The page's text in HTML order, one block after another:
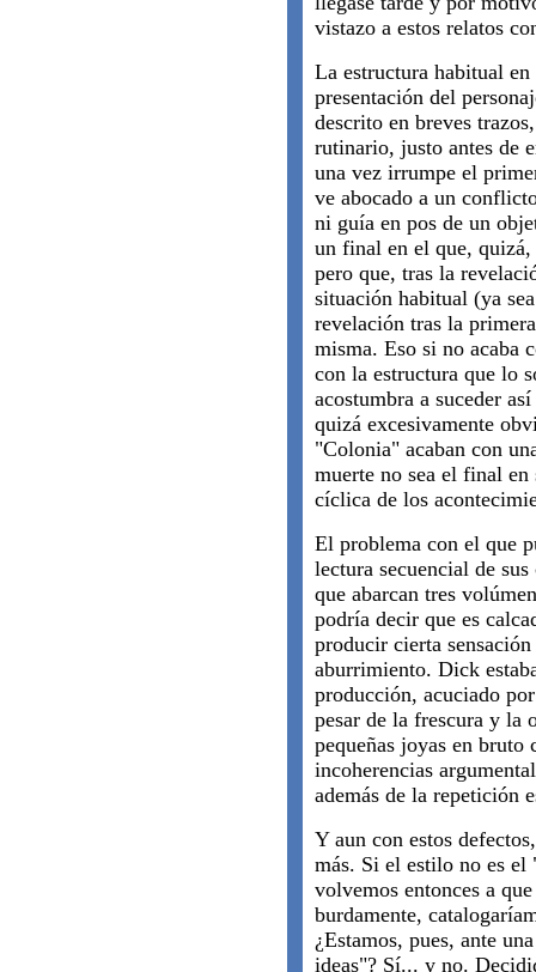
vistazo a estos relatos
La estructura habitual en
presentación del
descrito en breves
rutinario, justo antes de
una vez irrumpe el
ve abocado a un
ni guía en pos de un
un final en el que,
pero que, tras la
situación habitual (ya
revelación tras la
misma. Eso si no acaba
con la estructura que lo
acostumbra a suceder
quizá excesivamente
"Colonia" acaban con
muerte no sea el final
cíclica de los
El problema con el que
lectura secuencial de
que abarcan tres
podría decir que es
producir cierta
aburrimiento. Dick
producción, acuciado
pesar de la frescura y la
pequeñas joyas en bruto
incoherencias
además de la repetición
Y aun con estos
más. Si el estilo no es
volvemos entonces a
burdamente,
¿Estamos, pues, ante
ideas"? Sí... y no.